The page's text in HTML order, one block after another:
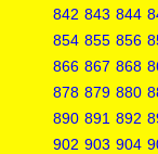
842 843 844
854 855 856
866 867 868
878 879 880
890 891 892
902 903 904